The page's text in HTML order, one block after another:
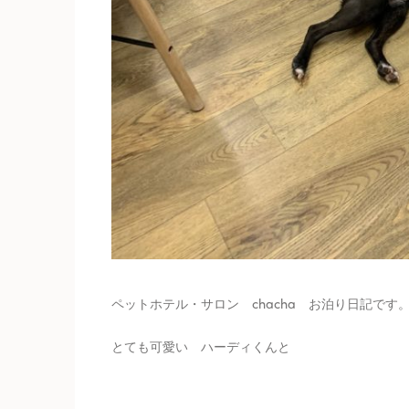
ペットホテル・サロン chacha お泊り日記です
とても可愛い ハーディくんと